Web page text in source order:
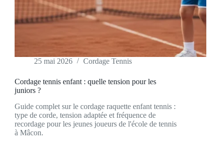
25 mai 2026 Cordage Tennis
Cordage tennis enfant : quelle tension pour les
juniors ?
Guide complet sur le cordage raquette enfant tennis :
type de corde, tension adaptée et fréquence de
recordage pour les jeunes joueurs de l'école de tennis
à Mâcon.